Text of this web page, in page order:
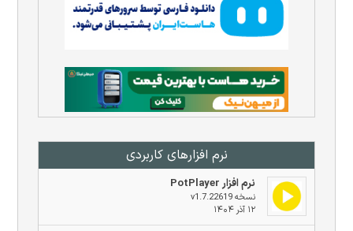
نرم افزار‌های کاربردی
نرم افزار PotPlayer
نسخه v1.7.22619
۱۲ آذر ۱۴۰۴